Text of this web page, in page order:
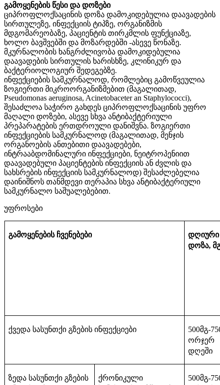
გამოყენების წესი და დოზები
ციპროფლოქსაცინის დოზა დამოკიდებულია დაავადების
სირთულეზე, ინფექციის ტიპზე, ორგანიზმის
მდგომარეობაზე, პაციენტის თირკმლის ფუნქციაზე,
ხოლო ბავშვებში და მოზარდებში -ასევე წონაზე.
მკურნალობის ხანგრძლივობა დამოკიდებულია
დაავადების სირთულის ხარისხზე, კლინიკურ და
ბაქტერიოლოგიურ შედეგებზე.
ინფექციების სამკურნალოდ, რომლებიც გამოწვეულია
ზოგიერთი მიკროორგანიზმებით (მაგალითად,
Pseudomonas aeruginosa, Acinetobaceter an Staphylococci),
შესაძლოა საჭირო გახდეს ციპროფლოქსაცინის უფრო
მაღალი დოზები, ასევე სხვა ანტიბაქტერიული
პრეპარატების ერთდროული დანიშვნა. ზოგიერთი
ინფექციების სამკურნალოდ (მაგალითად, მენჯის
ორგანოების ანთებითი დაავადებები,
ინტრააბდომინალური ინფექციები, ნეიტროპენიით
დაავადებული პაციენტების ინფექციის ან ძვლის და
სახსრების ინფექციის სამკურნალოდ) შესაძლებელია
დაინიშნოს თანმდევი თერაპია სხვა ანტიბაქტერიული
სამკურნალო საშუალებებით.
უფროსები
გამოყენების ჩვენებები
დღიური
დოზა,
ქვედა სასუნთქიგზებისინფექციები 500მგ-
ორჯერ
დღეში
ზედა სასუნთქიგზების
ქრონიკული
500მგ-